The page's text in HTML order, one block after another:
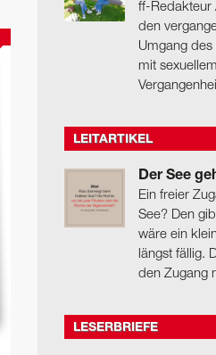
ff-Redakteur
den
Umgang des
mit
LEITARTIKEL
Der See
Ein freier
See? Den
wäre ein
längst fällig.
den Zugang
LESERBRIEFE